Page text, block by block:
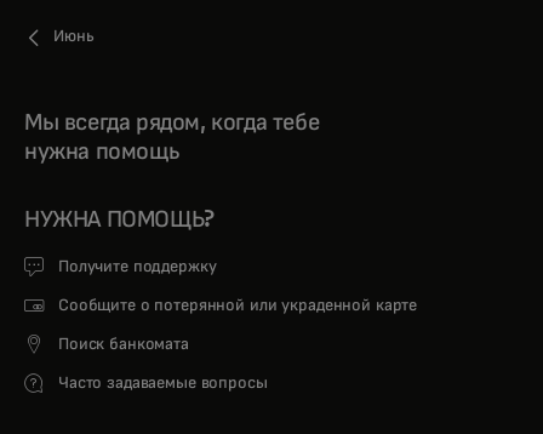
Июнь
Мы всегда рядом, когда тебе
нужна помощь
НУЖНА ПОМОЩЬ?
Получите поддержку
Сообщите о потерянной или украденной карте
Поиск банкомата
Часто задаваемые вопросы